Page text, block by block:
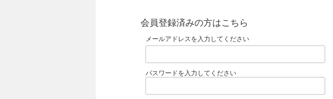
会員登録済みの方はこちら
メールアドレスを入力してください
パスワードを入力してください